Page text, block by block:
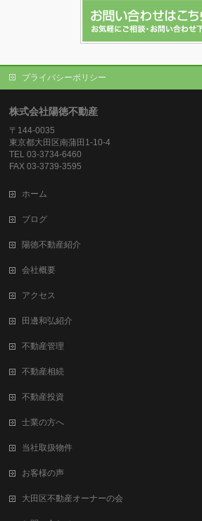
プライバシーポリシー
株式会社陽徳不動産
〒144-0035
東京都大田区南蒲田1-10-4
TEL 03-3734-6460
FAX 03-3739-3595
ホーム
ブログ
陽徳不動産紹介
会社概要
アクセス
田邊和弘紹介
不動産管理
不動産相続
不動産投資
士業の方へ
当社取扱物件
お客様の声
大田区不動産オーナーの会